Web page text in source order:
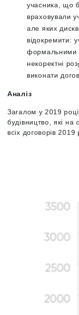
учасника, що
враховували
але яких
відокремити:
формальними
некоректні
виконати
Аналіз
Загалом у 2019
будівництво, які
всіх договорів 2019